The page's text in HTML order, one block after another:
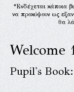
*Ενδέχεται κάποια
να προκύψουν ως
θα
Welcome
Pupil's